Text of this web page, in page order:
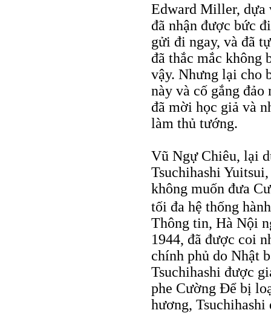
Edward Miller, dựa
đã nhận được bức
gửi đi ngay, và đã
đã thắc mắc không
vậy. Nhưng lại cho
này và cố gắng
đã mời học giả và
làm thủ tướng.
Vũ Ngự Chiêu, lại
Tsuchihashi
không muốn đưa
tối đa hệ thống
Thông tin, Hà Nội
1944, đã được coi
chính phủ do Nhật
Tsuchihashi được
phe Cường Để bị
hương, Tsuchihashi